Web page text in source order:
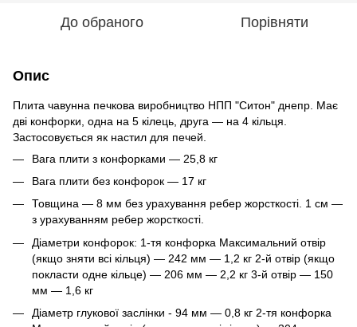
До обраного Порівняти
Опис
Плита чавунна печкова виробництво НПП "Ситон" днепр. Має
дві конфорки, одна на 5 кілець, друга — на 4 кільця.
Застосовується як настил для печей.
Вага плити з конфорками — 25,8 кг
Вага плити без конфорок — 17 кг
Товщина — 8 мм без урахування ребер жорсткості. 1 см —
з урахуванням ребер жорсткості.
Діаметри конфорок: 1-тя конфорка Максимальний отвір
(якщо зняти всі кільця) — 242 мм — 1,2 кг 2-й отвір (якщо
покласти одне кільце) — 206 мм — 2,2 кг 3-й отвір — 150
мм — 1,6 кг
Діаметр глукової заслінки - 94 мм — 0,8 кг 2-тя конфорка